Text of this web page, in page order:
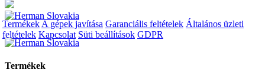
Termékek A gépek javítása Garanciális feltételek Általános üzleti
feltételek Kapcsolat Süti beállítások GDPR
Termékek